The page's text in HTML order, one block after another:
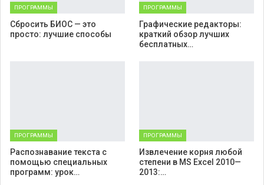
ПРОГРАММЫ
Cбросить БИОС — это
просто: лучшие способы
ПРОГРАММЫ
Графические редакторы:
краткий обзор лучших
бесплатных…
ПРОГРАММЫ
Распознавание текста с
помощью специальных
программ: урок…
ПРОГРАММЫ
Извлечение корня любой
степени в MS Excel 2010—
2013:…